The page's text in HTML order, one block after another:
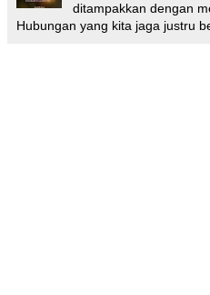
ditampakkan dengan
Hubungan yang kita jaga justru